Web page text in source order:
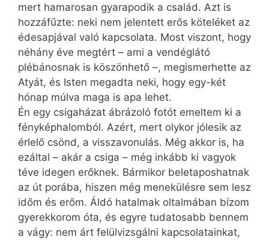
mert hamarosan gyarapodik a család. Azt is
hozzáfűzte: neki nem jelentett erős köteléket az
édesapjával való kapcsolata. Most viszont, hogy
néhány éve megtért – ami a vendéglátó
plébánosnak is köszönhető –, megismerhette az
Atyát, és Isten megadta neki, hogy egy-két
hónap múlva maga is apa lehet.
Én egy csigaházat ábrázoló fotót emeltem ki a
fényképhalomból. Azért, mert olykor jólesik az
érlelő csönd, a visszavonulás. Még akkor is, ha
ezáltal – akár a csiga – még inkább ki vagyok
téve idegen erőknek. Bármikor beletaposhatnak
az út porába, hiszen még menekülésre sem lesz
időm és erőm. Áldó hatalmak oltalmában bízom
gyerekkorom óta, és egyre tudatosabb bennem
a vágy: nem árt felülvizsgálni kapcsolatainkat,